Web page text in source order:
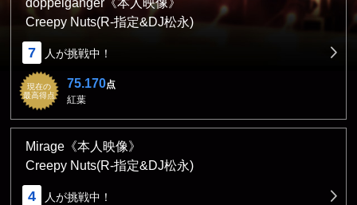
Creepy Nuts(R-指定&DJ松永)
7 人が挑戦中！
現在の
最高得点
75.170点
紅葉
Mirage《本人映像》
Creepy Nuts(R-指定&DJ松永)
4 人が挑戦中！